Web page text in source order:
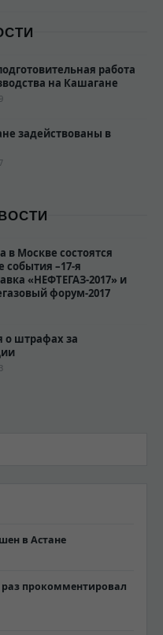
работа
на Кашагане
задействованы в
в Москве состоятся
–17-я
«НЕФТЕГАЗ-2017» и
форум-2017
о штрафах за
в Астане
прокомментировал